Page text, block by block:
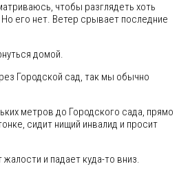
чтобы разглядеть хоть
его нет. Ветер срывает последние
домой.
Городской сад, так мы обычно
метров до Городского сада, прямо
сидит нищий инвалид и просит
и падает куда-то вниз.